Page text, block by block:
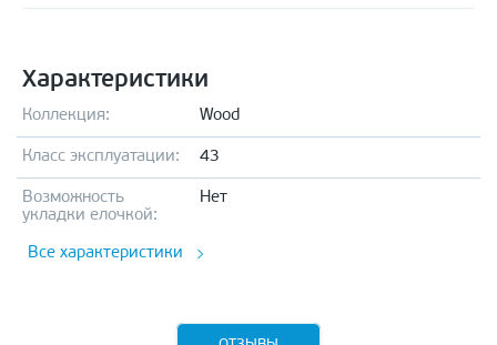
Характеристики
Коллекция: Wood
Класс эксплуатации: 43
Возможность
укладки елочкой:
Нет
Все характеристики